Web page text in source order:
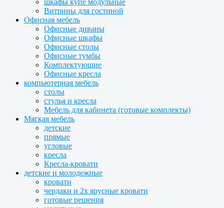
Витрины для гостиной
Офисная мебель
Офисные диваны
Офисные шкафы
Офисные столы
Офисные тумбы
Комплектующие
Офисные кресла
компьютерная мебель
столы
стулья и кресла
Мебель для кабинета (готовые комплекты)
Мягкая мебель
детские
прямые
угловые
кресла
Кресла-кровати
детские и молодежные
кровати
чердаки и 2х ярусные кровати
готовые решения